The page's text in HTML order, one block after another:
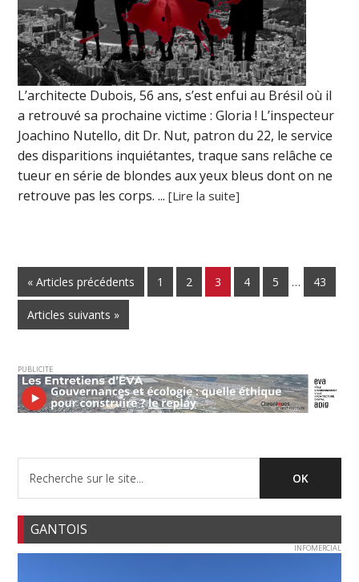
L’architecte Dubois, 56 ans, s’est enfui au Brésil où il
a retrouvé sa prochaine victime : Gloria ! L’inspecteur
Joachino Nutello, dit Dr. Nut, patron du 22, le service
des disparitions inquiétantes, traque sans relâche ce
tueur en série de blondes aux yeux bleus dont on ne
retrouve pas les corps. ...[Lire la suite]
« Articles précédents 1 2 3 4 5 … 43
Articles suivants »
PUBLICITE
GANTOIS
INFOMERCIAL